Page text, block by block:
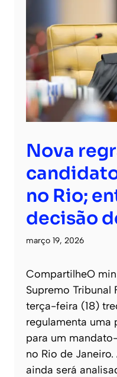
Nova
no Rio;
decisão
março 19, 2026
CompartilheO
Supremo Tribunal
terça-feira (18)
regulamenta uma
para um
no Rio de
ainda será